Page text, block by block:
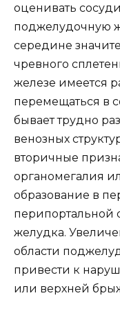
оценивать
поджелудочную
середине
чревного
железе имеется
перемещаться в
бывает трудно
венозных
вторичные
органомегалия
образование в
перипортальной
желудка.
области
привести к
или верхней